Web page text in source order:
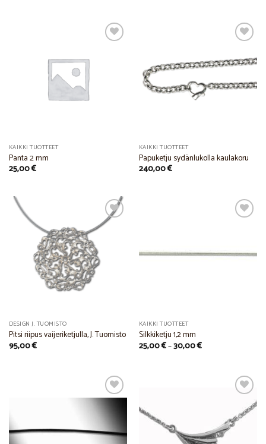
KAIKKI TUOTTEET
Panta 2 mm
25,00€
Add to
KAIKKI TUOTTEET
Papuketju sydänlukolla kaulakoru
240,00€
Wishlist
DESIGN J. TUOMISTO
Pitsi riipus vaijeriketjulla, J. Tuomisto
95,00€
Wishlist
KAIKKI TUOTTEET
Silkkiketju 1,2 mm
25,00€–30,00€Price
range:
Add to
Wishlist
Add to
Wishlist